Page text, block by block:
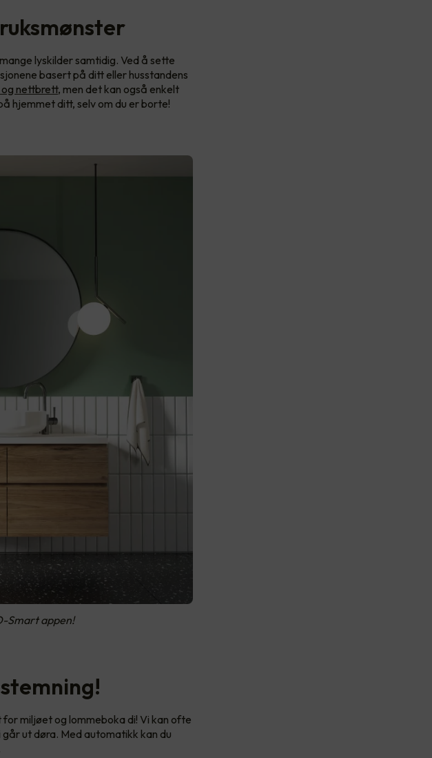
lyskilder samtidig. Ved å sette
basert på ditt eller husstandens
og nettbrett, men det kan også enkelt
hjemmet ditt, selv om du er borte!
Smart appen!
miljøet og lommeboka di! Vi kan ofte
ut døra. Med automatikk kan du